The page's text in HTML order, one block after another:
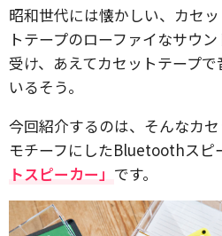
昭和世代には懐かしい、カセ
トテープのローファイなサウ
受け、あえてカセットテープ
いるそう。
今回紹介するのは、そんなカ
モチーフにしたBluetoothスピ
トスピーカー」 です。